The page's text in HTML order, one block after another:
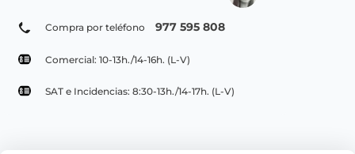
Compra por teléfono 977 595 808
Comercial: 10-13h./14-16h. (L-V)
SAT e Incidencias: 8:30-13h./14-17h. (L-V)